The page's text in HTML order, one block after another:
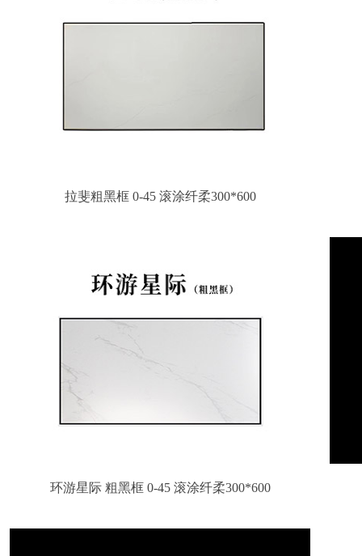
拉斐粗黑框 0-45 滚涂纤柔300*600
环游星际 粗黑框 0-45 滚涂纤柔300*600